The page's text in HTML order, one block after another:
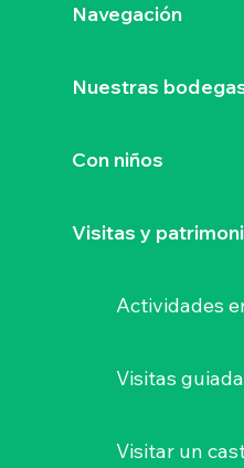
Navegación
Nuestras
Con niños
Visitas y
Actividades
Visitas
Visitar un
FOUASSIÈRE
44690 La Haie-
llegar
tren!